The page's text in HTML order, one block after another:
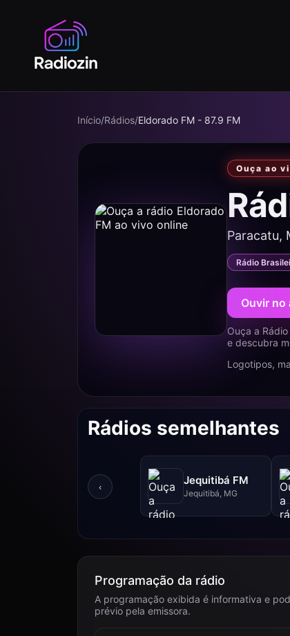
Início/Rádios/Eldorado FM - 87.9 FM
Ouça ao
Paracatu,
Rádio
Ouvir no
Ouça a
e descubra
Logotipos,
Rádios semelhantes
‹
Jequitibá FM
Jequitibá, MG
Programação da rádio
A programação exibida é informativa e
prévio pela emissora.